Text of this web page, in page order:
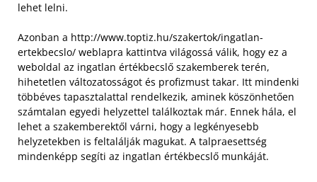
lehet lelni.
Azonban a http://www.toptiz.hu/szakertok/ingatlan-
ertekbecslo/ weblapra kattintva világossá válik, hogy ez a
weboldal az ingatlan értékbecslő szakemberek terén,
hihetetlen változatosságot és profizmust takar. Itt mindenki
többéves tapasztalattal rendelkezik, aminek köszönhetően
számtalan egyedi helyzettel találkoztak már. Ennek hála, el
lehet a szakemberektől várni, hogy a legkényesebb
helyzetekben is feltalálják magukat. A talpraesettség
mindenképp segíti az ingatlan értékbecslő munkáját.